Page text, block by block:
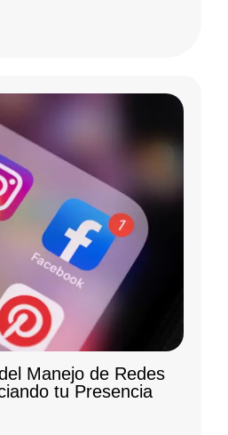
Manejo de Redes
tu Presencia